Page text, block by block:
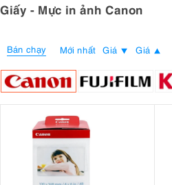
Giấy - Mực in ảnh Canon
Bán chạy Mới nhất Giá Giá